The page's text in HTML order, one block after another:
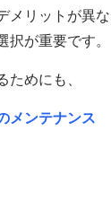
メリットが異な
択が重要です。
ためにも、
メンテナンス